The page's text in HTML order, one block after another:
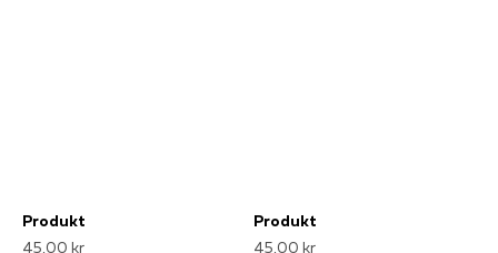
Produkt
45,00 kr
Produkt
45,00 kr